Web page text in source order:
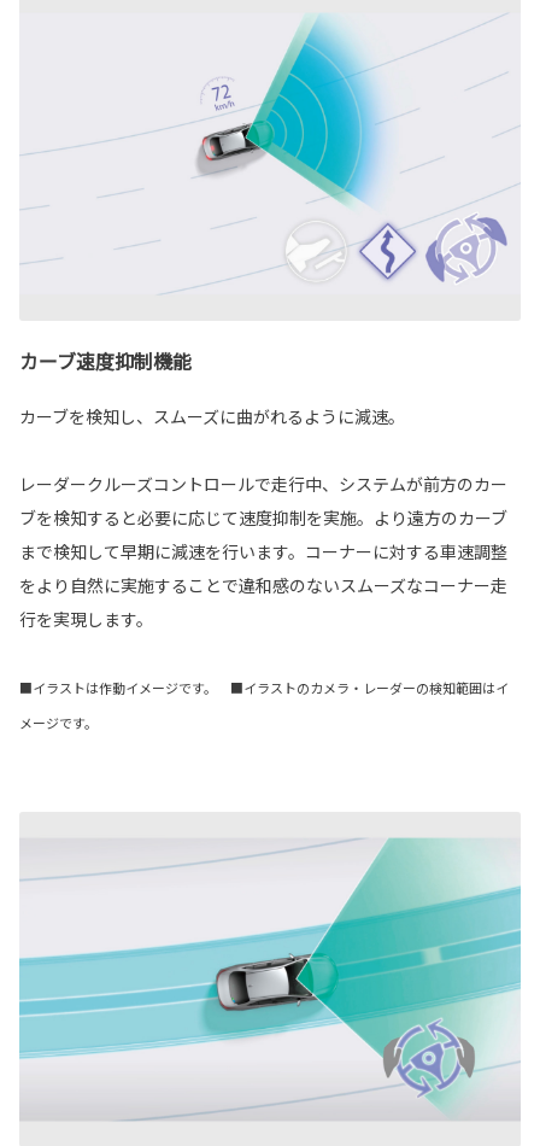
カーブ速度抑制機能
カーブを検知し、スムーズに曲がれるように減速。
レーダークルーズコントロールで走行中、システムが前方のカー
ブを検知すると必要に応じて速度抑制を実施。より遠方のカーブ
まで検知して早期に減速を行います。コーナーに対する車速調整
をより自然に実施することで違和感のないスムーズなコーナー走
行を実現します。
■イラストは作動イメージです。 ■イラストのカメラ・レーダーの検知範囲はイ
メージです。